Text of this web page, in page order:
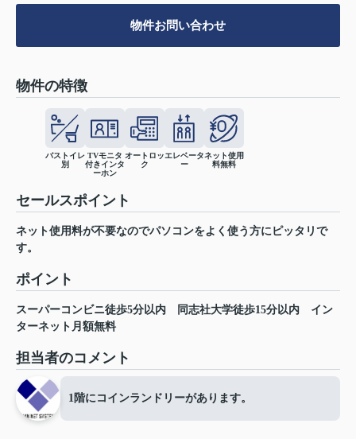
物件お問い合わせ
物件の特徴
バストイレ
別
TVモニタ
付きインタ
ーホン
オートロッ
ク
エレベータ
ー
ネット使用
料無料
セールスポイント
ネット使用料が不要なのでパソコンをよく使う方にピッタリで
す。
ポイント
スーパーコンビニ徒歩5分以内 同志社大学徒歩15分以内
イン
ターネット月額無料
担当者のコメント
1階にコインランドリーがあります。